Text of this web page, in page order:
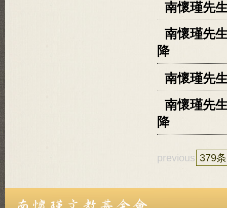
南懷瑾先
南懷瑾先
降
南懷瑾先
南懷瑾先
降
previous 379条